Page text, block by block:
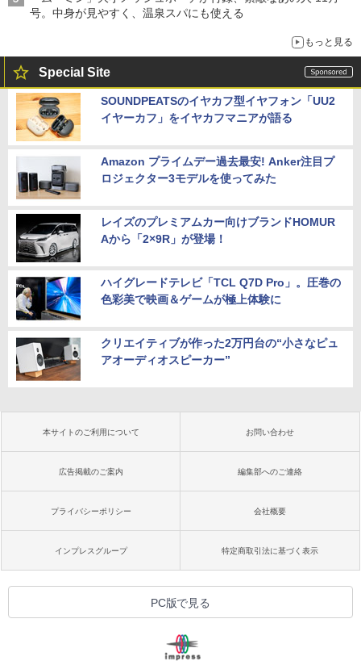
号。中身が見やすく、温泉スパにも使える
もっと見る
Special Site
SOUNDPEATSのイヤカフ型イヤフォン「UU2
イヤーカフ」をイヤカフマニアが語る
Amazon プライムデー過去最安! Anker注目プ
ロジェクター3モデルを使ってみた
レイズのプレミアムカー向けブランドHOMUR
Aから「2×9R」が登場！
ハイグレードテレビ「TCL Q7D Pro」。圧巻の
色彩美で映画＆ゲームが極上体験に
クリエイティブが作った2万円台の“小さなピュ
アオーディオスピーカー”
本サイトのご利用について お問い合わせ
広告掲載のご案内 編集部へのご連絡
プライバシーポリシー 会社概要
インプレスグループ 特定商取引法に基づく表示
PC版で見る